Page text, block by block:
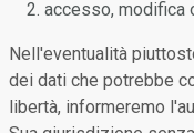
accesso, modifica
Nell'eventualità
dei dati che potrebbe
libertà, informeremo